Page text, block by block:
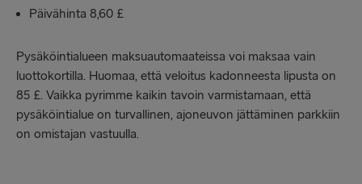
Päivähinta 8,60 £
Pysäköintialueen maksuautomaateissa voi maksaa vain
luottokortilla. Huomaa, että veloitus kadonneesta lipusta on
85 £. Vaikka pyrimme kaikin tavoin varmistamaan, että
pysäköintialue on turvallinen, ajoneuvon jättäminen parkkiin
on omistajan vastuulla.